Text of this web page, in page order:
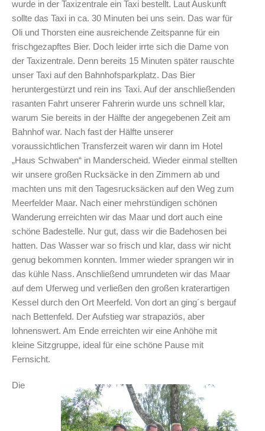
wurde in der Taxizentrale ein Taxi bestellt. Laut Auskunft
sollte das Taxi in ca. 30 Minuten bei uns sein. Das war für
Oli und Thorsten eine ausreichende Zeitspanne für ein
frischgezapftes Bier. Doch leider irrte sich die Dame von
der Taxizentrale. Denn bereits 15 Minuten später rauschte
unser Taxi auf den Bahnhofsparkplatz. Das Bier
heruntergestürzt und rein ins Taxi. Auf der anschließenden
rasanten Fahrt unserer Fahrerin wurde uns schnell klar,
warum Sie bereits in der Hälfte der angegebenen Zeit am
Bahnhof war. Nach fast der Hälfte unserer
voraussichtlichen Transferzeit waren wir dann im Hotel
„Haus Schwaben“ in Manderscheid. Wieder einmal stellten
wir unsere großen Rucksäcke in den Zimmern ab und
machten uns mit den Tagesrucksäcken auf den Weg zum
Meerfelder Maar. Nach einer mehrstündigen schönen
Wanderung erreichten wir das Maar und dort auch eine
schöne Badestelle. Nur gut, dass wir die Badehosen bei
hatten. Das Wasser war so frisch und klar, dass wir nicht
genug bekommen konnten. Immer wieder sprangen wir in
das kühle Nass. Anschließend umrundeten wir das Maar
auf dem Uferweg und verließen den großen kraterartigen
Kessel durch den Ort Meerfeld. Von dort an ging´s bergauf
nach Bettenfeld. Der Aufstieg war strapaziös, aber
lohnenswert. Am Ende erreichten wir eine Anhöhe mit
kleine Sitzgruppe, ideal für eine schöne Pause mit
Fernsicht.
Die